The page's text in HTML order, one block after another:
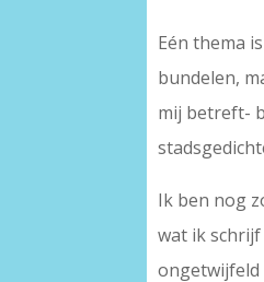
Eén thema
bundelen,
mij betreft-
Ik ben nog
wat ik
ongetwijfeld